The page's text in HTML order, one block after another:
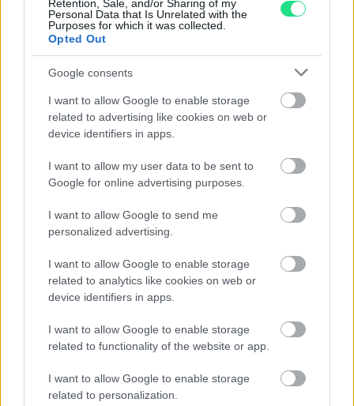
Retention, Sale, and/or Sharing of my
Personal Data that Is Unrelated with the
Purposes for which it was collected.
Opted Out
Google consents
I want to allow Google to enable storage
related to advertising like cookies on web or
device identifiers in apps.
I want to allow my user data to be sent to
Google for online advertising purposes.
I want to allow Google to send me
personalized advertising.
I want to allow Google to enable storage
related to analytics like cookies on web or
device identifiers in apps.
I want to allow Google to enable storage
related to functionality of the website or app.
I want to allow Google to enable storage
related to personalization.
Contattaci per richiedere maggiori
informazioni o prenotare una
videochiamata:
Cognome e Nome *
*
La tua richiesta *